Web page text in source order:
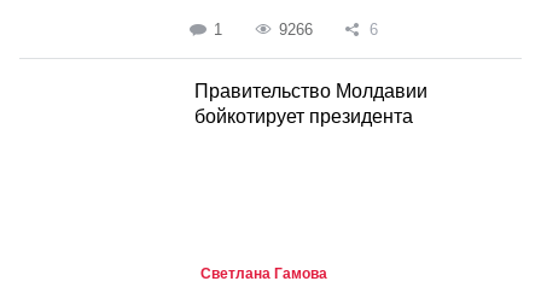
1 9266 6
Правительство Молдавии
бойкотирует президента
Светлана Гамова